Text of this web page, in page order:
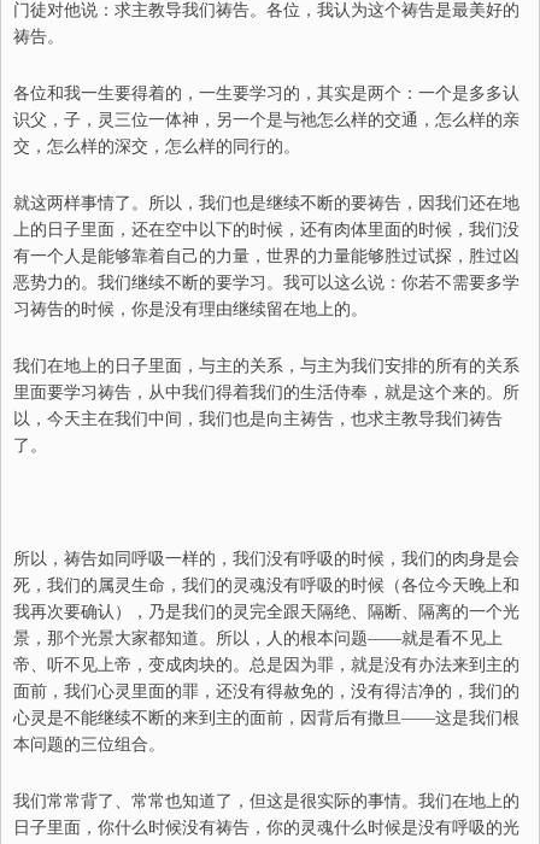
门徒对他说：求主教导我们祷告。 各位，我认为这个祷告是最美好的
祷告。
各位和我一生要得着的，一生要学习的，其实是两个：一个是多多认
识父，子，灵三位一体神，另一个是与祂怎么样的交通，怎么样的亲
交，怎么样的深交，怎么样的同行的。
就这两样事情了。所以，我们也是继续不断的要祷告，因我们还在地
上的日子里面，还在空中以下的时候，还有肉体里面的时候，我们没
有一个人是能够靠着自己的力量，世界的力量能够胜过试探，胜过凶
恶势力的。我们继续不断的要学习。我可以这么说：你若不需要多学
习祷告的时候，你是没有理由继续留在地上的。
我们在地上的日子里面，与主的关系，与主为我们安排的所有的关系
里面要学习祷告，从中我们得着我们的生活侍奉，就是这个来的。所
以，今天主在我们中间，我们也是向主祷告，也求主教导我们祷告
了。
所以，祷告如同呼吸一样的，我们没有呼吸的时候，我们的肉身是会
死，我们的属灵生命，我们的灵魂没有呼吸的时候（各位今天晚上和
我再次要确认），乃是我们的灵完全跟天隔绝、隔断、隔离的一个光
景，那个光景大家都知道。所以，人的根本问题——就是看不见上
帝、听不见上帝，变成肉块的。总是因为罪，就是没有办法来到主的
面前，我们心灵里面的罪，还没有得赦免的，没有得洁净的，我们的
心灵是不能继续不断的来到主的面前，因背后有撒旦——这是我们根
本问题的三位组合。
我们常常背了、常常也知道了，但这是很实际的事情。我们在地上的
日子里面，你什么时候没有祷告，你的灵魂什么时候是没有呼吸的光